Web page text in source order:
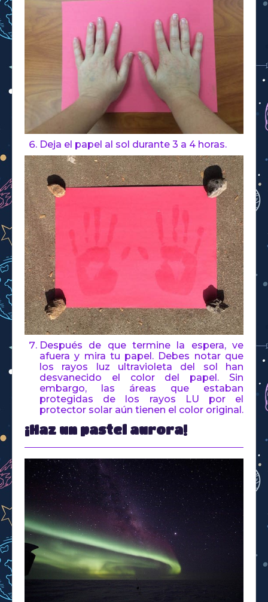
Deja el papel al sol durante 3 a 4 horas.
Después de que termine la espera, ve
afuera y mira tu papel. Debes notar que
los rayos luz ultravioleta del sol han
desvanecido el color del papel. Sin
embargo, las áreas que estaban
protegidas de los rayos LU por el
protector solar aún tienen el color original.
¡Haz un pastel aurora!